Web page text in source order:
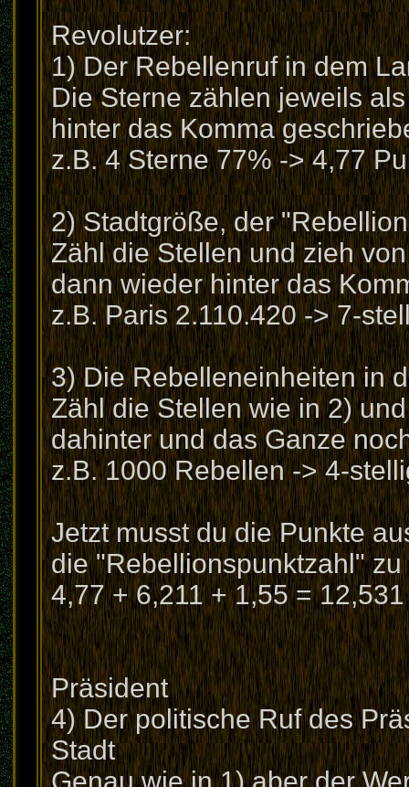
Revolutzer:
1) Der Rebellenruf in dem
Die Sterne zählen jeweils
hinter das Komma
z.B. 4 Sterne 77% -> 4,77
2) Stadtgröße, der
Zähl die Stellen und zieh
dann wieder hinter das
z.B. Paris 2.110.420 -> 7-
3) Die Rebelleneinheiten in
Zähl die Stellen wie in 2)
dahinter und das Ganze
z.B. 1000 Rebellen -> 4-
Jetzt musst du die Punkte
die "Rebellionspunktzahl"
4,77 + 6,211 + 1,55 =
Präsident
4) Der politische Ruf des
Stadt
Genau wie in 1) aber der